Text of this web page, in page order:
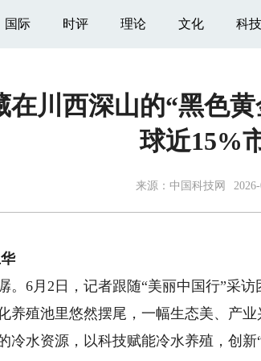
国际 时评 理论 文化 科技
在川西深山的“黑色
球近15%
来源： 中国科技网
6月2日，记者跟随“美丽中国行”采访
养殖池里悠然摆尾，一幅生态美、产业
水资源，以科技赋能冷水养殖，创新